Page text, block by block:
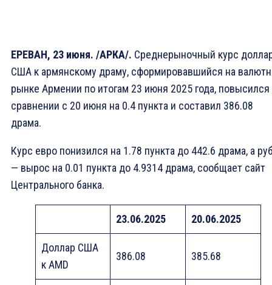
ЕРЕВАН, 23 июня. /АРКА/. Среднерыночный курс
США к армянскому драму, сформировавшийся на
рынке Армении по итогам 23 июня 2025 года, повысился
сравнении с 20 июня на 0.4 пункта и составил 386.08
драма.
Курс евро понизился на 1.78 пункта до 442.6 драма, а
— вырос на 0.01 пункта до 4.9314 драма, сообщает сайт
Центрального банка.
23.06.2025 20.06.2025
Доллар США
к AMD
386.08 385.68